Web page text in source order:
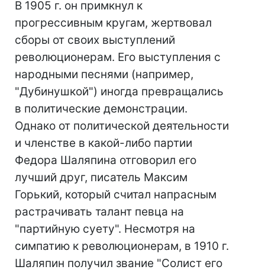
В 1905 г. он примкнул к
прогрессивным кругам, жертвовал
сборы от своих выступлений
революционерам. Его выступления с
народными песнями (например,
"Дубинушкой") иногда превращались
в политические демонстрации.
Однако от политической деятельности
и членстве в какой-либо партии
Федора Шаляпина отговорил его
лучший друг, писатель Максим
Горький, который считал напрасным
растрачивать талант певца на
"партийную суету". Несмотря на
симпатию к революционерам, в 1910 г.
Шаляпин получил звание "Солист его